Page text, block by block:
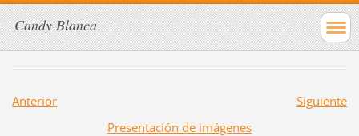
Candy Blanca
Anterior
Siguiente
Presentación de imágenes